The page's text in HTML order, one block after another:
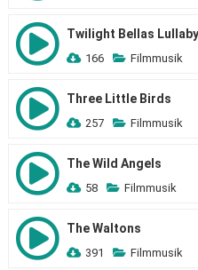
Twilight Bellas Lullaby
166 Filmmusik
Three Little Birds
257 Filmmusik
The Wild Angels
58 Filmmusik
The Waltons
391 Filmmusik